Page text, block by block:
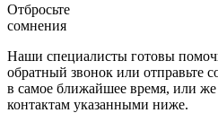
Отбросьте
сомнения
Наши специалисты готовы
обратный звонок или отправьте
в самое ближайшее время, или
контактам указанными ниже.